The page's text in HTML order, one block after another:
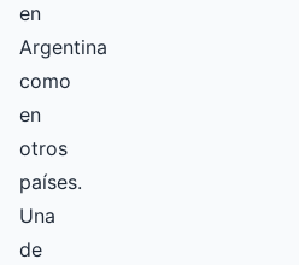
en
Argentina
como
en
otros
países.
Una
de